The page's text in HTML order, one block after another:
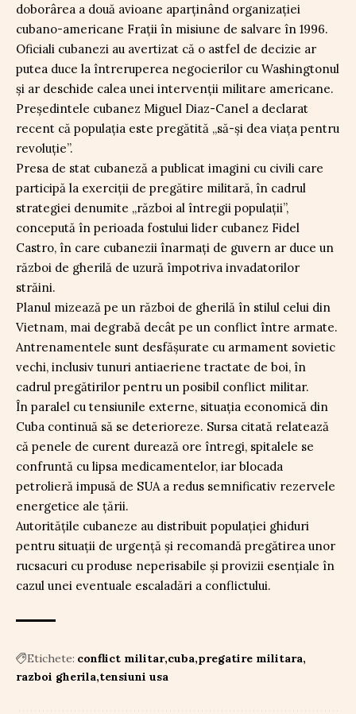
doborârea a două avioane aparținând organizației
cubano-americane Frații în misiune de salvare în 1996.
Oficiali cubanezi au avertizat că o astfel de decizie ar
putea duce la întreruperea negocierilor cu Washingtonul
și ar deschide calea unei intervenții militare americane.
Președintele cubanez Miguel Diaz-Canel a declarat
recent că populația este pregătită „să-și dea viața pentru
revoluție”.
Presa de stat cubaneză a publicat imagini cu civili care
participă la exerciții de pregătire militară, în cadrul
strategiei denumite „război al întregii populații”,
concepută în perioada fostului lider cubanez Fidel
Castro, în care cubanezii înarmați de guvern ar duce un
război de gherilă de uzură împotriva invadatorilor
străini.
Planul mizează pe un război de gherilă în stilul celui din
Vietnam, mai degrabă decât pe un conflict între armate.
Antrenamentele sunt desfășurate cu armament sovietic
vechi, inclusiv tunuri antiaeriene tractate de boi, în
cadrul pregătirilor pentru un posibil conflict militar.
În paralel cu tensiunile externe, situația economică din
Cuba continuă să se deterioreze. Sursa citată relatează
că penele de curent durează ore întregi, spitalele se
confruntă cu lipsa medicamentelor, iar blocada
petrolieră impusă de SUA a redus semnificativ rezervele
energetice ale țării.
Autoritățile cubaneze au distribuit populației ghiduri
pentru situații de urgență și recomandă pregătirea unor
rucsacuri cu produse neperisabile și provizii esențiale în
cazul unei eventuale escaladări a conflictului.
Etichete: conflict militar cuba pregatire militara
razboi gherila tensiuni usa